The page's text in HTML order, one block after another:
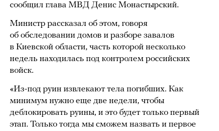
сообщил глава МВД Денис Монастырский.
Министр рассказал об этом, говоря
об обследовании домов и разборе завалов
в Киевской области, часть которой несколько
недель находилась под контролем российских
войск.
«Из-под руин извлекают тела погибших. Как
минимум нужно еще две недели, чтобы
деблокировать руины, и это будет только первый
этап. Только тогда мы сможем назвать и первое